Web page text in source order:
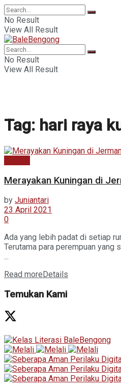
No Result
View All Result
No Result
View All Result
Tag: hari raya
Merayakan Kuningan di
by Juniantari
23 April 2021
0
Ada yang lebih padat di setiap
Terutama para perempuan yang
...
Read more Details
Temukan Kami